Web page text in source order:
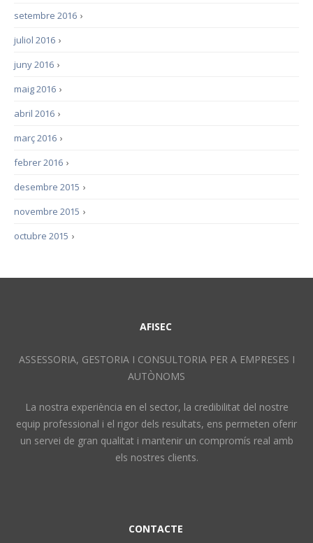
›
setembre 2016
›
juliol 2016
›
juny 2016
›
maig 2016
›
abril 2016
›
març 2016
›
febrer 2016
›
desembre 2015
›
novembre 2015
›
octubre 2015
AFISEC
ASSESSORIA, GESTORIA I CONSULTORIA PER A EMPRESES I
AUTÒNOMS
La nostra experiència en el sector, la credibilitat del nostre
equip professional i el rigor dels resultats, ens permeten oferir
un servei de gran qualitat i mantenir un compromís real amb
els nostres clients.
CONTACTE